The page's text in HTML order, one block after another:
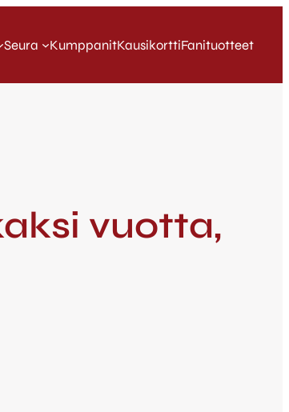
Seura KumppanitKausikorttiFanituotteet
vuotta,